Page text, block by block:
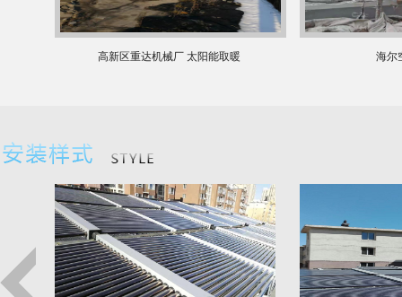
高新区重达机械厂 太阳能取暖 海尔